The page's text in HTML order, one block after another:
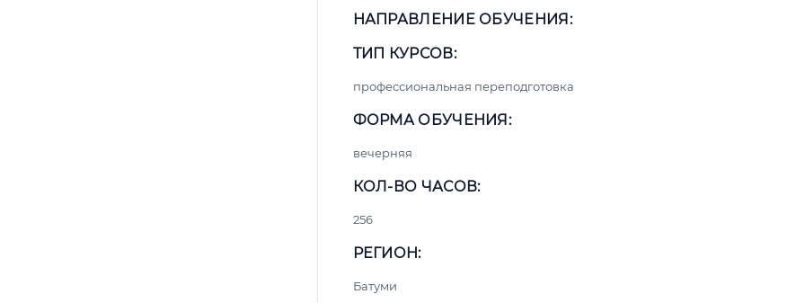
НАПРАВЛЕНИЕ ОБУЧЕНИЯ:
ТИП КУРСОВ:
профессиональная переподготовка
ФОРМА ОБУЧЕНИЯ:
вечерняя
КОЛ-ВО ЧАСОВ:
256
РЕГИОН:
Батуми